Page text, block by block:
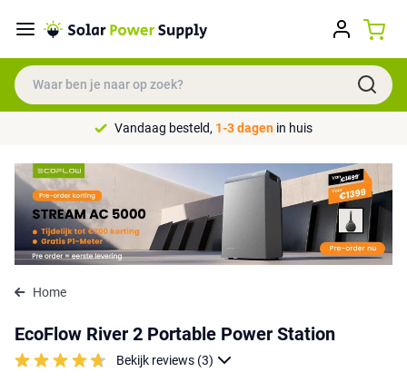
Vandaag besteld, 1-3 dagen in huis
Home
EcoFlow River 2 Portable Power Station
Bekijk reviews (3)